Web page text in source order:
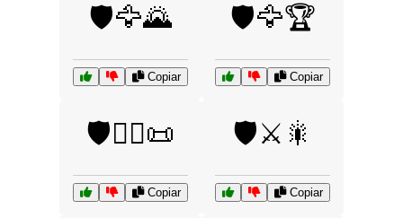
🛡️🦅🌄
Copiar
🛡️🦅🏆
Copiar
🛡️🧙‍♂️📜
Copiar
🛡️⚔️🎇
Copiar